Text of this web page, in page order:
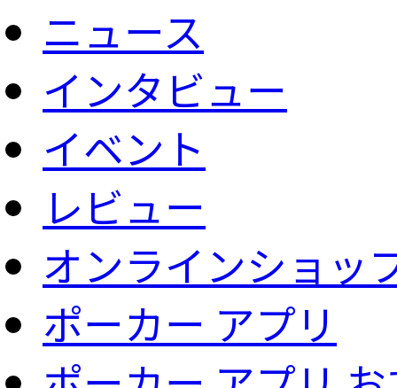
ニュース
インタビュー
イベント
レビュー
オンラインショッ
ポーカー アプリ